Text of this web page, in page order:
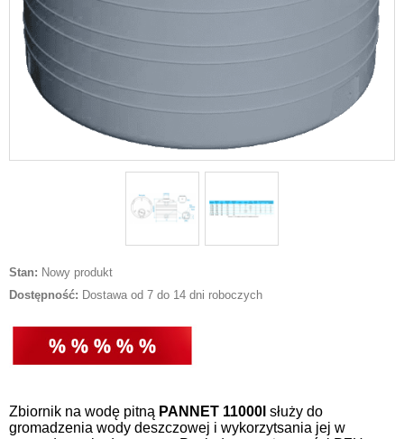
Stan: Nowy produkt
Dostępność: Dostawa od 7 do 14 dni roboczych
Zbiornik na wodę pitną PANNET 11000l służy do
gromadzenia wody deszczowej i wykorzytsania jej w